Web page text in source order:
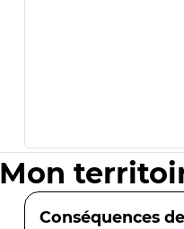
Mon
Conséquences